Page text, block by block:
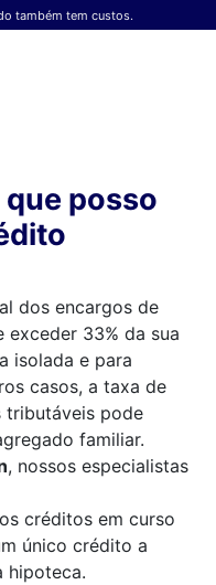
também tem custos.
posso
dos encargos de
33% da sua
isolada e para
casos, a taxa de
tributáveis pode
familiar.
, nossos especialistas
os créditos em curso
único crédito a
hipoteca.